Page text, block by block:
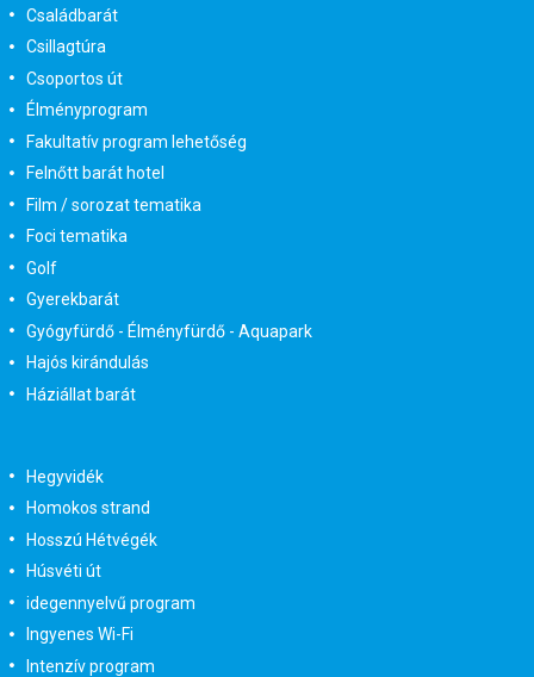
Családbarát
Csillagtúra
Csoportos út
Élményprogram
Fakultatív program lehetőség
Felnőtt barát hotel
Film / sorozat tematika
Foci tematika
Golf
Gyerekbarát
Gyógyfürdő - Élményfürdő - Aquapark
Hajós kirándulás
Háziállat barát
Hegyvidék
Homokos strand
Hosszú Hétvégék
Húsvéti út
idegennyelvű program
Ingyenes Wi-Fi
Intenzív program